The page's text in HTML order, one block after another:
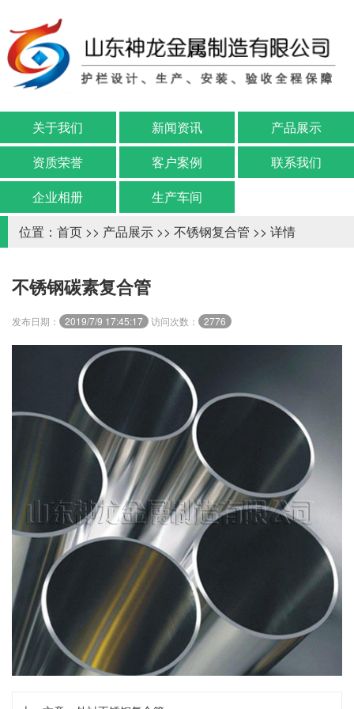
关于我们 新闻资讯
产品展示
资质荣誉
客户案例
联系我们
企业相册
生产车间
位置： 首页 >> 产品展示 >> 不锈钢复合管 >> 详情
不锈钢碳素复合管
发布日期： 2019/7/9 17:45:17 访问次数： 2776